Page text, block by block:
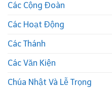
Các Cộng Đoàn
Các Hoạt Động
Các Thánh
Các Văn Kiện
Chúa Nhật Và Lễ Trọng